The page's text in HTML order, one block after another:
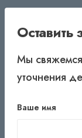
Оставить
Мы
уточнения
Ваше имя